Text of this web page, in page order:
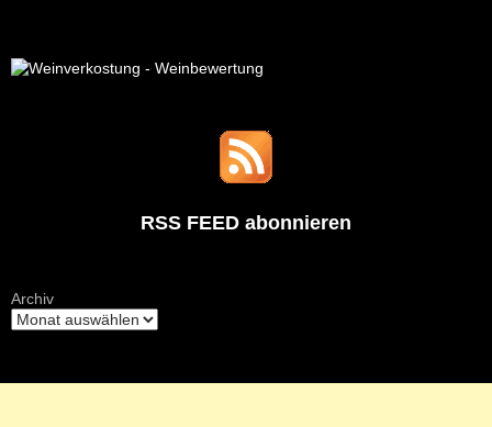
RSS FEED abonnieren
Archiv